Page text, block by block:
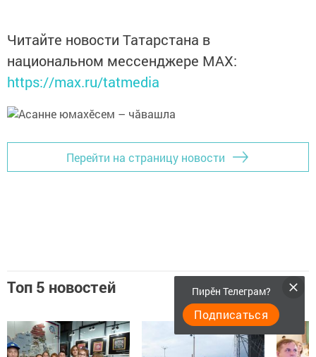
Читайте новости Татарстана в
национальном мессенджере MАХ:
https://max.ru/tatmedia
Перейти на страницу новости
Топ 5 новостей Пирӗн Телеграм?
Подписаться